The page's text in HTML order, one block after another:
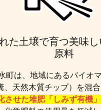
た土壌で育つ美味
原料
町は、地域にあるバイオ
、天然木質チップ）を混
させた堆肥「しみず有機」